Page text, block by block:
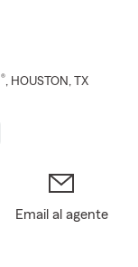
®, HOUSTON , TX
Email al agente